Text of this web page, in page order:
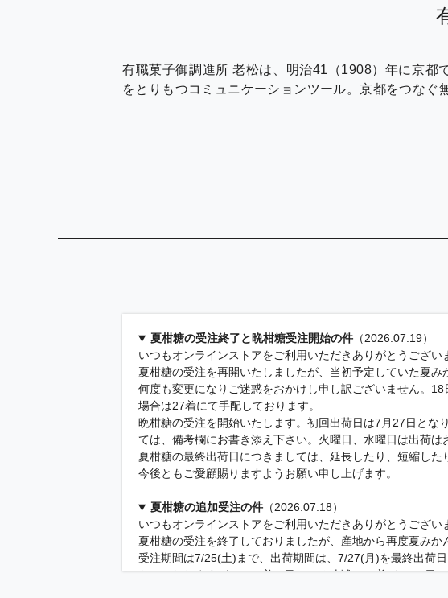
有職菓子御調進所 老松は、明治41（1908）年に京都
をとりもつコミュニケーションツール。京都をつなぐ
夏柑糖の受注終了と晩柑糖受注開始の件（2026.07.19）
いつもオンラインストアをご利用いただきありがとうござい
夏柑糖の受注を再開いたしましたが、当初予定していた夏
何度も変更になりご迷惑をおかけし申し訳ございません。
場合は27着にて手配しております。
晩柑糖の受注を開始いたします。初回出荷日は7月27日とな
ては、備考欄にお書き添え下さい。火曜日、水曜日は出荷
夏柑糖の最終出荷日につきましては、延長したり、短縮し
今後ともご愛顧賜りますようお願い申し上げます。
夏柑糖の追加受注の件（2026.07.18）
いつもオンラインストアをご利用いただきありがとうござい
夏柑糖の受注を終了しておりましたが、産地から再度夏み
受注期間は7/25(土)まで、出荷期間は、7/27(月)を最終出荷
なっておりますが、7/28着(2日かかる地域は29着)までの日